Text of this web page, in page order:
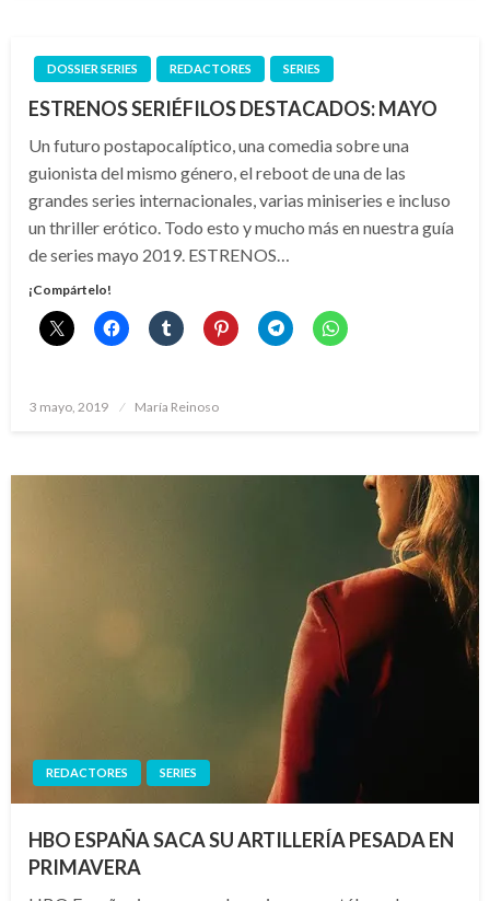
DOSSIER SERIES REDACTORES SERIES
ESTRENOS SERIÉFILOS DESTACADOS: MAYO
Un futuro postapocalíptico, una comedia sobre una
guionista del mismo género, el reboot de una de las
grandes series internacionales, varias miniseries e incluso
un thriller erótico. Todo esto y mucho más en nuestra guía
de series mayo 2019. ESTRENOS…
¡Compártelo!
Publicado
3 mayo, 2019 María Reinoso
REDACTORES SERIES
HBO ESPAÑA SACA SU ARTILLERÍA PESADA EN
PRIMAVERA